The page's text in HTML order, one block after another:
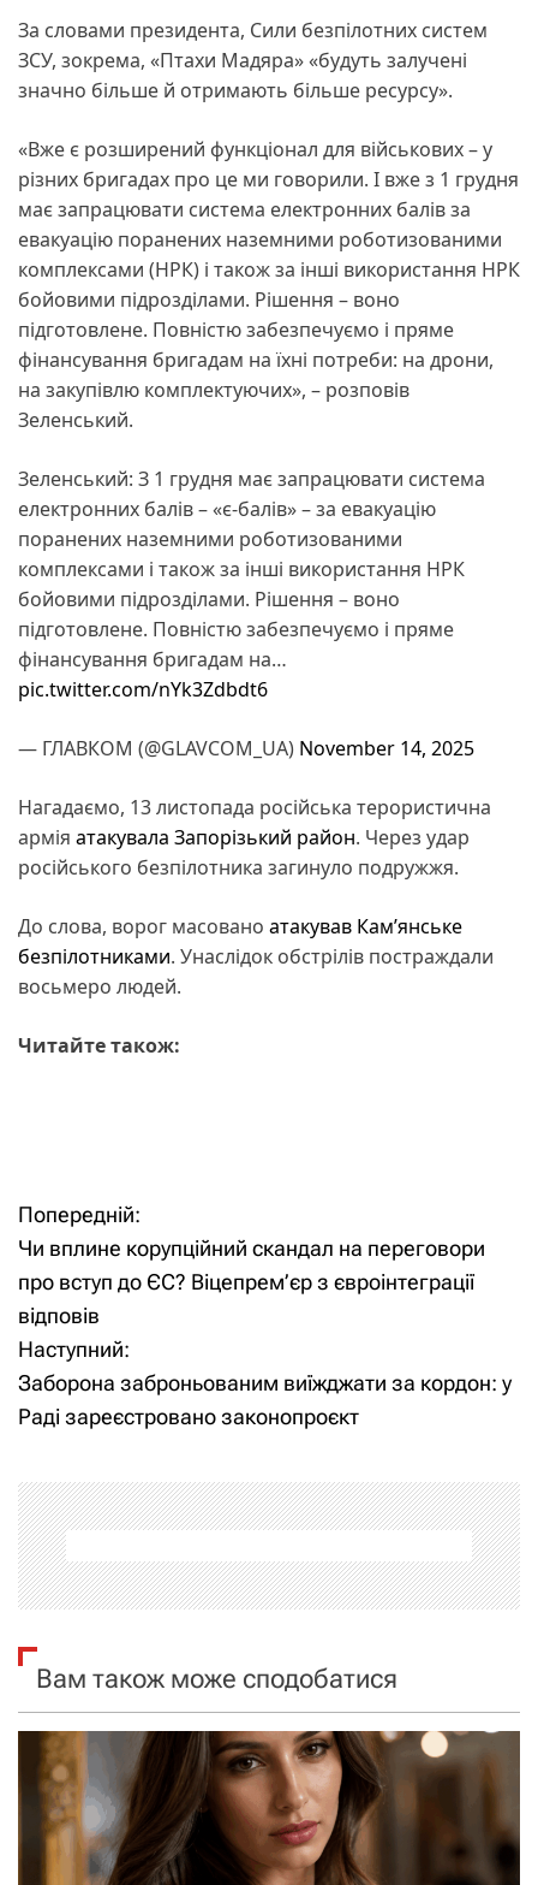
За словами президента, Сили безпілотних систем
ЗСУ, зокрема, «Птахи Мадяра» «будуть залучені
значно більше й отримають більше ресурсу».
«Вже є розширений функціонал для військових – у
різних бригадах про це ми говорили. І вже з 1 грудня
має запрацювати система електронних балів за
евакуацію поранених наземними роботизованими
комплексами (НРК) і також за інші використання НРК
бойовими підрозділами. Рішення – воно
підготовлене. Повністю забезпечуємо і пряме
фінансування бригадам на їхні потреби: на дрони,
на закупівлю комплектуючих», – розповів
Зеленський.
Зеленський: З 1 грудня має запрацювати система
електронних балів – «є-балів» – за евакуацію
поранених наземними роботизованими
комплексами і також за інші використання НРК
бойовими підрозділами. Рішення – воно
підготовлене. Повністю забезпечуємо і пряме
фінансування бригадам на…
pic.twitter.com/nYk3Zdbdt6
— ГЛАВКОМ (@GLAVCOM_UA) November 14, 2025
Нагадаємо, 13 листопада російська терористична
армія атакувала Запорізький район. Через удар
російського безпілотника загинуло подружжя.
До слова, ворог масовано атакував Кам’янське
безпілотниками. Унаслідок обстрілів постраждали
восьмеро людей.
Читайте також:
Н
а
в
і
г
а
ц
і
а
п
Попередній:
Чи вплине корупційний скандал на переговори
про вступ до ЄС? Віцепрем’єр з євроінтеграції
відповів
Наступний:
Заборона заброньованим виїжджати за кордон: у
Раді зареєстровано законопроєкт
Вам також може сподобатися